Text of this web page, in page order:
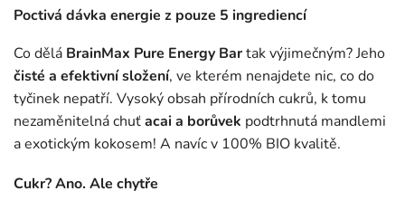
Poctivá dávka energie z pouze 5 ingrediencí
Co dělá BrainMax Pure Energy Bartak výjimečným? Jeho
čisté a efektivní složení, ve kterém nenajdete nic, co do
tyčinek nepatří. Vysoký obsah přírodních cukrů, k tomu
nezaměnitelná chuťacai a borůvek podtrhnutá mandlemi
a exotickým kokosem! A navíc v 100% BIO kvalitě.
Cukr? Ano. Ale chytře